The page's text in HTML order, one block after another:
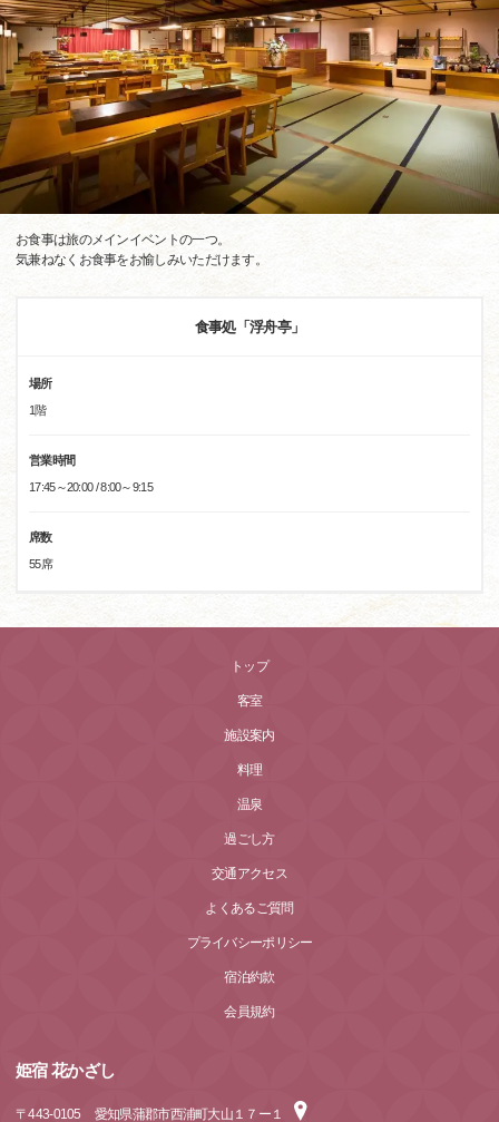
お食事は旅のメインイベントの一つ。
気兼ねなくお食事をお愉しみいただけます。
食事処「浮舟亭」
場所
1階
営業時間
17:45～20:00 / 8:00～9:15
席数
55席
トップ
客室
施設案内
料理
温泉
過ごし方
交通アクセス
よくあるご質問
プライバシーポリシー
宿泊約款
会員規約
姫宿 花かざし
〒443-0105 愛知県蒲郡市西浦町大山１７ー１